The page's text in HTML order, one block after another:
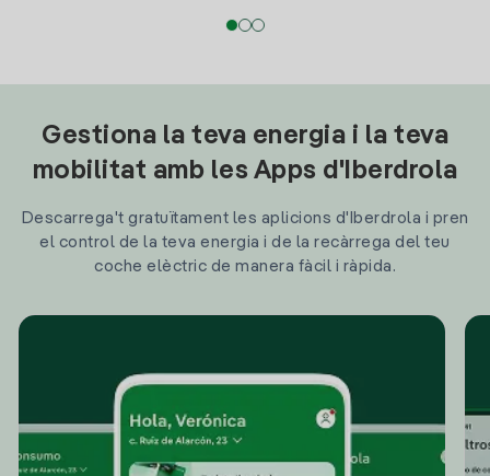
Gestiona la teva energia i la teva
mobilitat amb les Apps d'Iberdrola
Descarrega't gratuïtament les aplicions d'Iberdrola i pren
el control de la teva energia i de la recàrrega del teu
coche elèctric de manera fàcil i ràpida.